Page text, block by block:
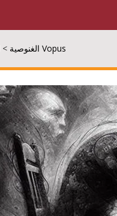
Vopus الغنوصية >